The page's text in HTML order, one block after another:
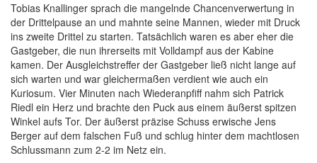
Tobias Knallinger sprach die mangelnde Chancenverwertung in
der Drittelpause an und mahnte seine Mannen, wieder mit Druck
ins zweite Drittel zu starten. Tatsächlich waren es aber eher die
Gastgeber, die nun ihrerseits mit Volldampf aus der Kabine
kamen. Der Ausgleichstreffer der Gastgeber ließ nicht lange auf
sich warten und war gleichermaßen verdient wie auch ein
Kuriosum. Vier Minuten nach Wiederanpfiff nahm sich Patrick
Riedl ein Herz und brachte den Puck aus einem äußerst spitzen
Winkel aufs Tor. Der äußerst präzise Schuss erwische Jens
Berger auf dem falschen Fuß und schlug hinter dem machtlosen
Schlussmann zum 2-2 im Netz ein.